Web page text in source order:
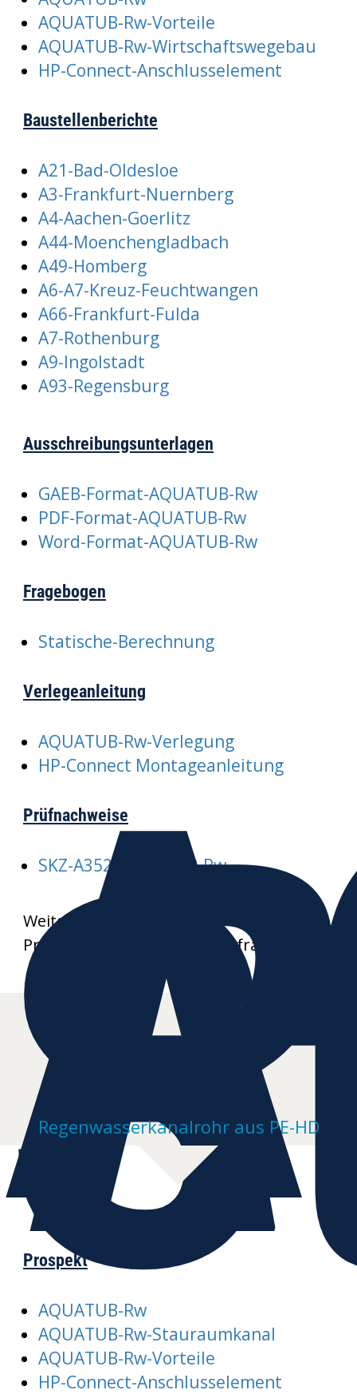
AQUATUB-Rw-Vorteile
AQUATUB-Rw-Wirtschaftswegebau
HP-Connect-Anschlusselement
Baustellenberichte
A21-Bad-Oldesloe
A3-Frankfurt-Nuernberg
A4-Aachen-Goerlitz
A44-Moenchengladbach
A49-Homberg
A6-A7-Kreuz-Feuchtwangen
A66-Frankfurt-Fulda
A7-Rothenburg
A9-Ingolstadt
A93-Regensburg
Ausschreibungsunterlagen
GAEB-Format-AQUATUB-Rw
PDF-Format-AQUATUB-Rw
Word-Format-AQUATUB-Rw
Fragebogen
Statische-Berechnung
Verlegeanleitung
AQUATUB-Rw-Verlegung
HP-Connect Montageanleitung
Prüfnachweise
SKZ-A352-AQUATUB-Rw
Weitere Datenblätter und
Produktzeichnungen auf Anfrage
Regenwasserkanalrohr aus PE-HD
Prospekt
AQUATUB-Rw
AQUATUB-Rw-Stauraumkanal
AQUATUB-Rw-Vorteile
HP-Connect-Anschlusselement